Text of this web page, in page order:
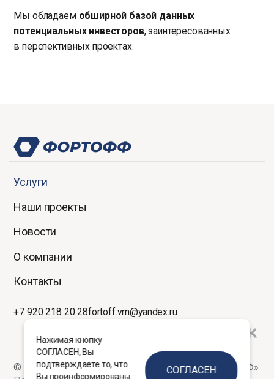
Мы обладаем обширной базой данных
потенциальных инвесторов, заинтересованных
в перспективных проектах.
Нажимая кнопку
СОГЛАСЕН, Вы
подтверждаете то, что
Вы проинформированы
СОГЛАСЕН
Услуги
Наши проекты
Новости
О компании
Контакты
+7 920 218 20 28fortoff.vrn@yandex.ru
© 2026 ООО Центр управления проектами «ФОРТОФФ»